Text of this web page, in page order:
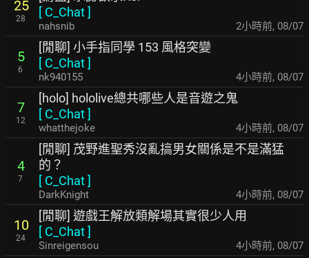
25
28
[ C_Chat]
nahsnib 2小時前, 08/07
5
6
[閒聊] 小手指同學 153 風格突變
[ C_Chat]
nk940155 4小時前, 08/07
7
12
[holo] hololive總共哪些人是音遊之鬼
[ C_Chat]
whatthejoke 4小時前, 08/07
4
7
[閒聊] 茂野進聖秀沒亂搞男女關係是不是滿猛
的？
[ C_Chat]
DarkKnight 4小時前, 08/07
10
24
[閒聊] 遊戲王解放類解場其實很少人用
[ C_Chat]
Sinreigensou 4小時前, 08/07